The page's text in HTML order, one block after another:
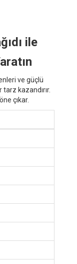
ile
ve güçlü
kazandırır.
çıkar.